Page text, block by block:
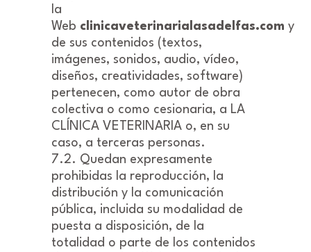
la
Web clinicaveterinarialasadelfas.com y
de sus contenidos (textos,
imágenes, sonidos, audio, vídeo,
diseños, creatividades, software)
pertenecen, como autor de obra
colectiva o como cesionaria, a LA
CLÍNICA VETERINARIA o, en su
caso, a terceras personas.
7.2. Quedan expresamente
prohibidas la reproducción, la
distribución y la comunicación
pública, incluida su modalidad de
puesta a disposición, de la
totalidad o parte de los contenidos